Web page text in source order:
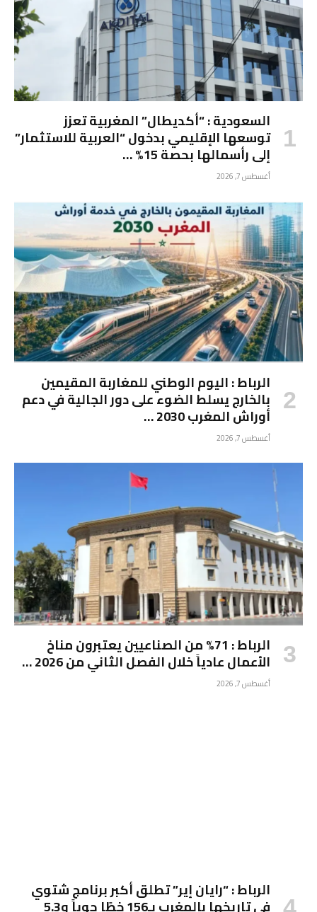
السعودية : “أكديطال” المغربية تعزز
توسعها الإقليمي بدخول “العربية للاستثمار”
إلى رأسمالها بحصة 15% …
أغسطس 7, 2026
الرباط : اليوم الوطني للمغاربة المقيمين
بالخارج يسلط الضوء على دور الجالية في دعم
أوراش المغرب 2030 …
أغسطس 7, 2026
الرباط : 71% من الصناعيين يعتبرون مناخ
الأعمال عادياً خلال الفصل الثاني من 2026 …
أغسطس 7, 2026
الرباط : “رايان إير” تطلق أكبر برنامج شتوي
في تاريخها بالمغرب بـ156 خطًا جوياً و5.3